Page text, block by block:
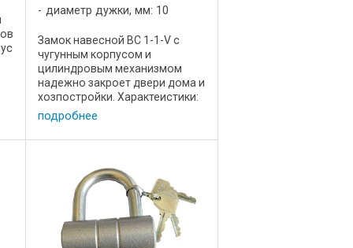
диаметр дужки, мм: 10
Замок навесной ВС 1-1-V с
чугунным корпусом и
цилиндровым механизмом
надежно закроет двери дома и
хозпостройки. Характеистики:
Цена, р 18,5 Диаметр дужки 10
Длина, мм 60 Ширина, мм 20
ВЫсота, мм 88 Масса, кг 0,48
подробнее